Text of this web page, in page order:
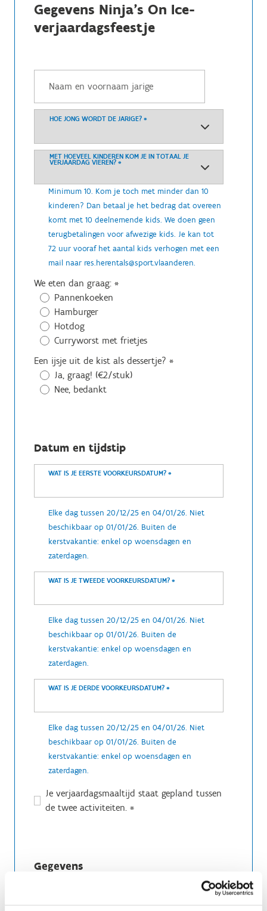
Gegevens Ninja's On Ice-
verjaardagsfeestje
HOE JONG WORDT DE JARIGE? *
MET HOEVEEL KINDEREN KOM JE IN TOTAAL JE
VERJAARDAG VIEREN? *
Minimum 10. Kom je toch met minder dan 10
kinderen? Dan betaal je het bedrag dat overeen
komt met 10 deelnemende kids. We doen geen
terugbetalingen voor afwezige kids. Je kan tot
72 uur vooraf het aantal kids verhogen met een
mail naar res.herentals@sport.vlaanderen.
We eten dan graag: *
Pannenkoeken
Hamburger
Hotdog
Curryworst met frietjes
Een ijsje uit de kist als dessertje? *
Ja, graag! (€2/stuk)
Nee, bedankt
Datum en tijdstip
WAT IS JE EERSTE VOORKEURSDATUM? *
Elke dag tussen 20/12/25 en 04/01/26. Niet
beschikbaar op 01/01/26. Buiten de
kerstvakantie: enkel op woensdagen en
zaterdagen.
WAT IS JE TWEEDE VOORKEURSDATUM? *
Elke dag tussen 20/12/25 en 04/01/26. Niet
beschikbaar op 01/01/26. Buiten de
kerstvakantie: enkel op woensdagen en
zaterdagen.
WAT IS JE DERDE VOORKEURSDATUM? *
Elke dag tussen 20/12/25 en 04/01/26. Niet
beschikbaar op 01/01/26. Buiten de
kerstvakantie: enkel op woensdagen en
zaterdagen.
Je verjaardagsmaaltijd staat gepland tussen
de twee activiteiten.*
Gegevens